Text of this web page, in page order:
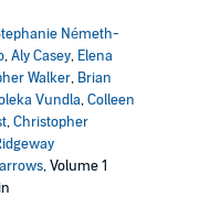
Németh-
,Aly Casey, Elena
Walker, Brian
Vundla,Colleen
,Christopher
, Volume 1